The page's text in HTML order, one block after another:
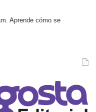
Aprende cómo se